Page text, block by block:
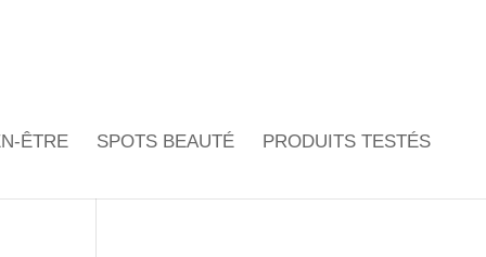
ÊTRE SPOTS BEAUTÉ PRODUITS TESTÉS